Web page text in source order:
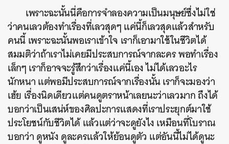
เพราะฉะนั้นนี่คือการจำลองความเป็นมนุษย์ซึ่งไม่ใช่
ว่าคนเลวต้องทำเรื่องที่เลวสุดๆ แค่นี้ก็เลวสุดแล้วสำหรับ
คนนี้ เพราะฉะนั้นพอเราเข้าใจ เราก็เอามาใช้ในชีวิตได้
สมมติว่าถ้าเราไม่เคยมีประสบการณ์จากละคร พอทำเรื่อง
เล็กๆ เราก็อาจจะรู้สึกว่าเรื่องแค่นี้เอง ไม่ได้เลวอะไร
นักหนา แต่พอมีประสบการณ์จากเรื่องนั้น เราก็จะมองว่า
เฮ้ย เรื่องนิดเดียวแต่คนดูตราหน้าเลยนะว่าเลวมาก ถึงได้
บอกว่าเป็นเสน่ห์ของศิลปะการแสดงที่เราประยุกต์มาใช้
ประโยชน์กับชีวิตได้ แล้วแต่ว่าจะดูยังไง เหมือนที่โบราณ
บอกว่า ดูหนัง ดูละครแล้วให้ย้อนดูตัว แต่อันนี้ไม่ได้ดูนะ